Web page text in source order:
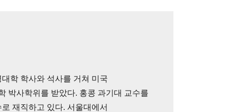
학 학사와 석사를 거쳐 미국
박사학위를 받았다. 홍콩 과기대 교수를
재직하고 있다. 서울대에서